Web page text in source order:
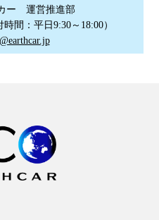
ー 運営推進部
時間：平日9:30～18:00）